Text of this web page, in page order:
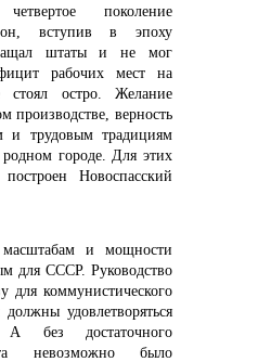
поколение
вступив в эпоху
штаты и не мог
рабочих мест на
остро. Желание
производстве, верность
и трудовым традициям
городе. Для этих
Новоспасский
и мощности
для СССР. Руководство
для коммунистического
удовлетворяться
А без достаточного
невозможно было